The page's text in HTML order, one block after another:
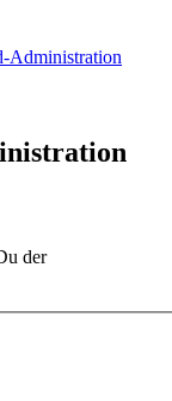
Administration
der